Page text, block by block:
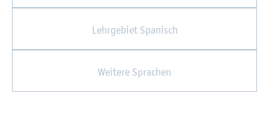
Lehr­ge­biet Spa­nisch
Wei­te­re Spra­chen